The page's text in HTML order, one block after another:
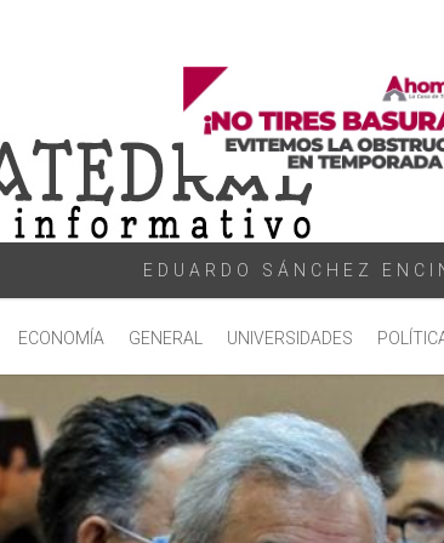
EDUARDO SÁNCHEZ
ECONOMÍA GENERAL UNIVERSIDADES